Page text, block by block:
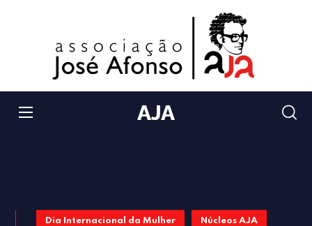
AJA
Dia Internacional da Mulher Núcleos AJA